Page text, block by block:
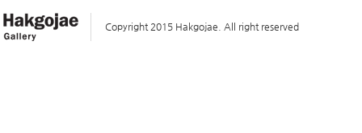
Copyright 2015 Hakgojae. All right reserved